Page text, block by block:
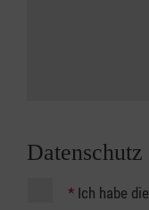
Datenschutz
* Ich habe die